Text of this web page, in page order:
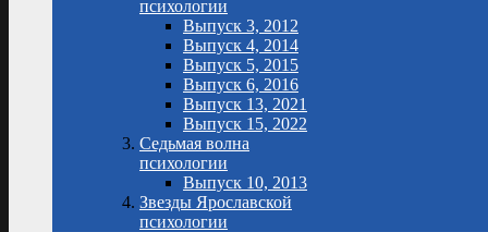
психологии
Выпуск 3, 2012
Выпуск 4, 2014
Выпуск 5, 2015
Выпуск 6, 2016
Выпуск 13, 2021
Выпуск 15, 2022
Седьмая волна
психологии
Выпуск 10, 2013
Звезды Ярославской
психологии